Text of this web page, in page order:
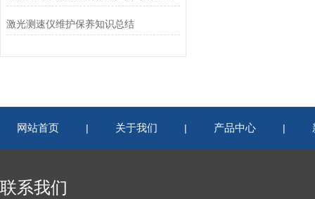
激光测速仪维护保养知识总结
网站首页 | 关于我们 | 产品中心 |
联系我们